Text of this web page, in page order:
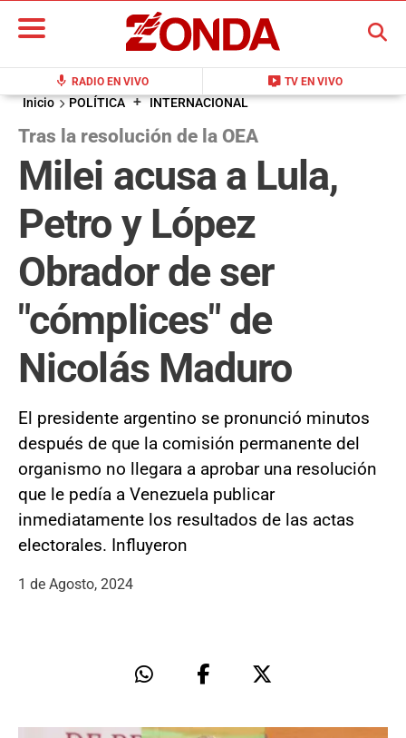
mic RADIO EN VIVO live_tv TV EN VIVO
BUSCAR
Inicio POLÍTICA + INTERNACIONAL
Tras la resolución de la OEA
Milei acusa a Lula,
Petro y López
Obrador de ser
"cómplices" de
Nicolás Maduro
El presidente argentino se pronunció minutos
después de que la comisión permanente del
organismo no llegara a aprobar una resolución
que le pedía a Venezuela publicar
inmediatamente los resultados de las actas
electorales. Influyeron
1 de Agosto, 2024